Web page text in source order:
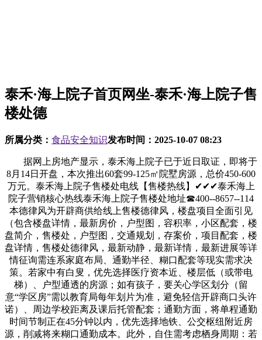
泰禾·海上院子首页网坐-泰禾·海上院子售
楼处德
所属分类： 食品安全知识发布时间： 2025-10-07 08:23
据网上房地产显示，泰禾海上院子已于近日取证，即将于
8月14日开盘，本次推出60套99-125㎡院墅房源，总价450-600
万元。泰禾海上院子售楼处电线【售楼热线】✔✔✔泰禾海上
院子营销核心热线泰禾海上院子售楼处地址☎400--8657--114
本德律风为开辟商供给线上售楼德律风，楼盘项目全面引见
（包含楼盘详情，最新房价，户型图，容积率，小区配套，楼
盘简介，售楼处，户型图，交通规划，存案价，项目配套，楼
盘详情，售楼处德律风，最新动静，最新详情，最新进展等详
情征询需连系家庭布局、通勤半径、糊口配套等现实需求决
策。若家中有白叟，优先选择医疗资本近、楼层低（或带电
梯）、户型通透的房源；如有孩子，要关心学区划分（留
意“学区房”需以教育局每年划片为准，避免轻信开辟商口头许
诺）、周边学校距离及课后托管配套；通勤方面，将单程通勤
时间节制正在45分钟以内，优先选择地铁、公交枢纽附近房
源，削减将来糊口通勤成本。此外，自住需考虑栖身周期：若